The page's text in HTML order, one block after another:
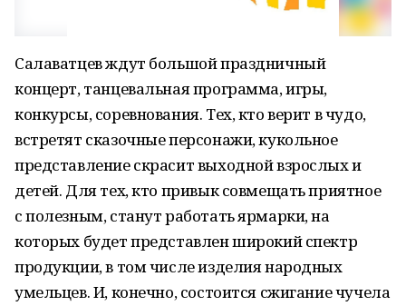
Салаватцев ждут большой праздничный
концерт, танцевальная программа, игры,
конкурсы, соревнования. Тех, кто верит в чудо,
встретят сказочные персонажи, кукольное
представление скрасит выходной взрослых и
детей. Для тех, кто привык совмещать приятное
с полезным, станут работать ярмарки, на
которых будет представлен широкий спектр
продукции, в том числе изделия народных
умельцев. И, конечно, состоится сжигание чучела